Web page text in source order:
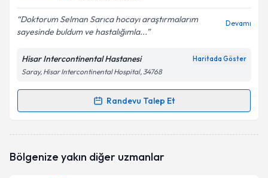
Doktorum Selman Sarıca hocayı araştırmalarım
sayesinde buldum ve hastalığımla...
Devamı
Hisar Intercontinental Hastanesi Haritada Göster
Saray, Hisar Intercontinental Hospital, 34768
Randevu Talep Et
Randevu Takvimi Talebi
oluşturun. Size bu uzmandan randevu almanız için bir
Bölgenize yakın diğer uzmanlar